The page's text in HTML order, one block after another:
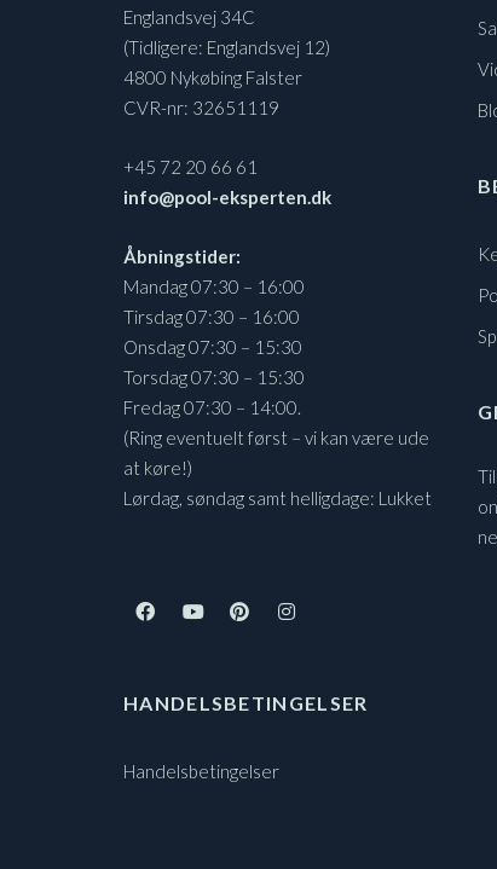
Englandsvej 34C
(Tidligere: Englandsvej 12)
4800 Nykøbing Falster
CVR-nr: 32651119
+45 72 20 66 61
info@pool-eksperten.dk
Åbningstider:
Mandag 07:30 – 16:00
Tirsdag 07:30 – 16:00
Onsdag 07:30 – 15:30
Torsdag 07:30 – 15:30
Fredag 07:30 – 14:00.
(Ring eventuelt først – vi kan være ude
at køre!)
Lørdag, søndag samt helligdage: Lukket
HANDELSBETINGELSER
Handelsbetingelser